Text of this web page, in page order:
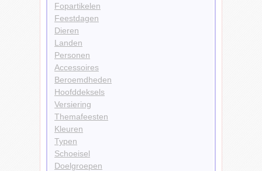
Fopartikelen
Feestdagen
Dieren
Landen
Personen
Accessoires
Beroemdheden
Hoofddeksels
Versiering
Themafeesten
Kleuren
Typen
Schoeisel
Doelgroepen